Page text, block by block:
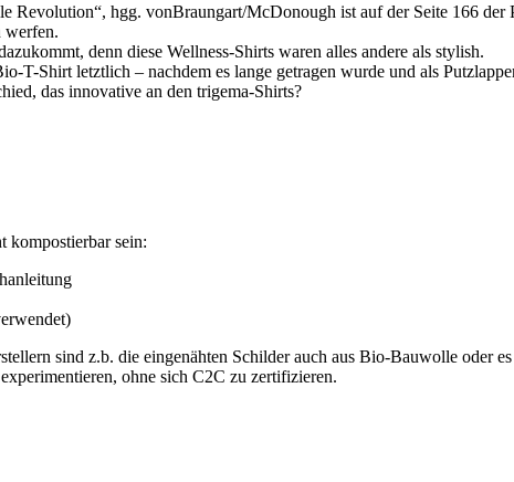
Revolution“, hgg. vonBraungart/McDonough ist auf der Seite 166
werfen.
denn diese Wellness-Shirts waren alles andere als stylish.
T-Shirt letztlich – nachdem es lange getragen wurde und als
das innovative an den trigema-Shirts?
kompostierbar sein:
sind z.b. die eingenähten Schilder auch aus Bio-Bauwolle oder
ohne sich C2C zu zertifizieren.